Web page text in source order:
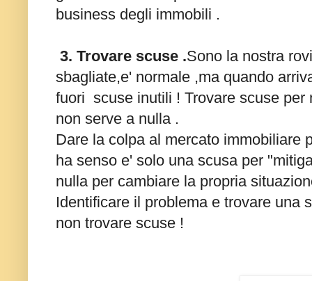
business degli immobili .
3. Trovare scuse .Sono la nostra
sbagliate,e' normale ,ma quando
fuori scuse inutili ! Trovare scuse per
non serve a nulla .
Dare la colpa al mercato immobiliare
ha senso e' solo una scusa per
nulla per cambiare la propria
Identificare il problema e trovare una
non trovare scuse !